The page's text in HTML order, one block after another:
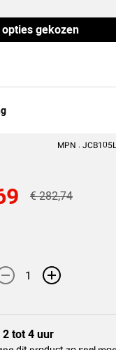
opties gekozen
MPN :
€ 282,74
- +
2 tot 4 uur